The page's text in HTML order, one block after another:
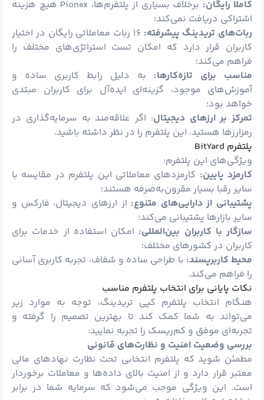
کاملا رایگان:
برخلاف بسیاری از پلتفرم‌ها، Pionex هیچ هزینه
اشتراکی دریافت نمی‌کند؛
ربات‌های تریدینگ پیشرفته:
۱۶ ربات معاملاتی رایگان در اختیار
کاربران قرار دارد که امکان تست استراتژی‌های مختلف را
فراهم می‌کند؛
مناسب برای تازه‌کارها: به دلیل رابط کاربری ساده و
آموزش‌های موجود، گزینه‌ای ایده‌آل برای کاربران مبتدی
خواهد بود؛
تمرکز بر ارزهای دیجیتال: اگر علاقه‌مند به سرمایه‌گذاری در
رمزارزها هستید، این پلتفرم را در نظر داشته باشید.
پلتفرم BitYard
ویژگی‌های این پلتفرم:
کارمزد پایین: کارمزدهای معاملاتی این پلتفرم در مقایسه با
سایر رقبا بسیار مقرون‌به‌صرفه هستند؛
پشتیبانی از دارایی‌های متنوع: از ارزهای دیجیتال، فارکس و
سایر بازارها پشتیبانی می‌کند؛
سازگار با کاربران بین‌المللی: امکان استفاده از خدمات برای
کاربران در کشورهای مختلف؛
محیط کاربرپسند: با طراحی ساده و شفاف، تجربه کاربری آسانی
را فراهم می‌کند.
نکات پایانی برای انتخاب پلتفرم مناسب
هنگام انتخاب پلتفرم کپی تریدینگ، توجه به موارد زیر
می‌تواند به شما کمک کند تا بهترین تصمیم را گرفته و
تجربه‌ای موفق و کم‌ریسک را تجربه نمایید:
بررسی وضعیت امنیت و نظارت‌های قانونی
مطمئن شوید که پلتفرم انتخابی تحت نظارت نهادهای مالی
معتبر قرار دارد و از امنیت بالای داده‌ها و معاملات برخوردار
است. این ویژگی موجب می‌شود که سرمایه شما در برابر